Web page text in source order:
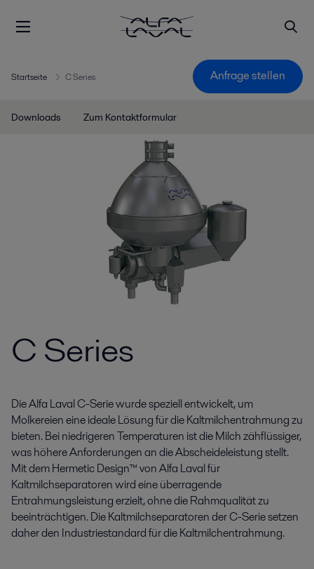
Startseite C Series Anfrage stellen
Downloads Zum Kontaktformular
C Series
Die Alfa Laval C-Serie wurde speziell entwickelt, um
Molkereien eine ideale Lösung für die Kaltmilchentrahmung zu
bieten. Bei niedrigeren Temperaturen ist die Milch zähflüssiger,
was höhere Anforderungen an die Abscheideleistung stellt.
Mit dem Hermetic Design™ von Alfa Laval für
Kaltmilchseparatoren wird eine überragende
Entrahmungsleistung erzielt, ohne die Rahmqualität zu
beeinträchtigen. Die Kaltmilchseparatoren der C-Serie setzen
daher den Industriestandard für die Kaltmilchentrahmung.